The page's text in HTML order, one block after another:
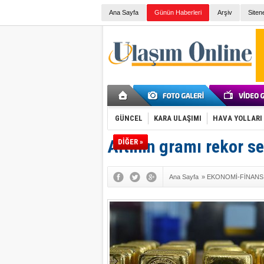
Ana Sayfa Günün Haberleri Arşiv
GÜNCEL KARA ULAŞIMI HAVA YOLLARI
DİĞER »
Altının gramı rekor
Ana Sayfa » EKONOMİ-FİNANS